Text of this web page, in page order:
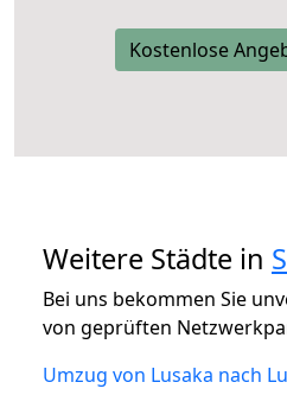
Kostenlose
Weitere Städte in
Bei uns bekommen Sie
von geprüften
Umzug von Lusaka nach